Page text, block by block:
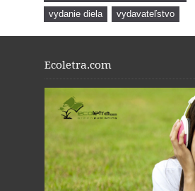
vydanie diela
vydavateľstvo
Ecoletra.com